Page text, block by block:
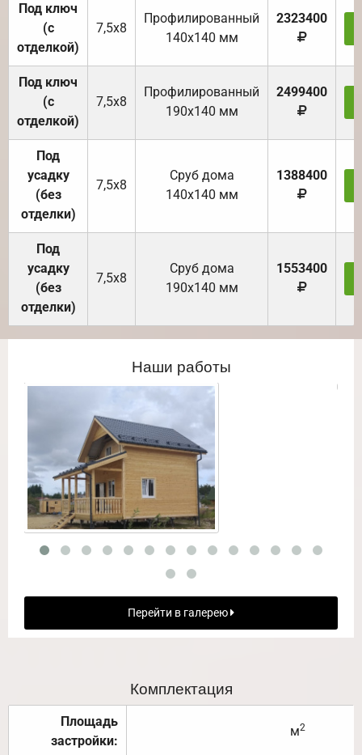
Под ключ
(с
отделкой)
7,5х8
Профилированный
140х140 мм
2323400
Под ключ
(с
отделкой)
7,5х8
Профилированный
190х140 мм
2499400
Под
усадку
(без
отделки)
7,5х8
Cруб дома
140х140 мм
1388400
Под
усадку
(без
отделки)
7,5х8
Cруб дома
190х140 мм
1553400
Наши работы
Перейти в галерею
Комплектация
Площадь
застройки:
м2